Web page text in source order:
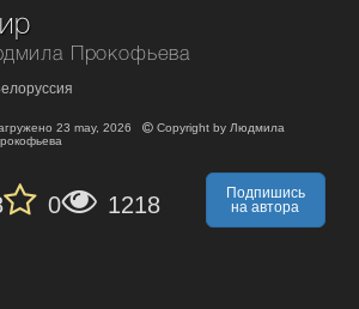
Прокофьева
23 may, 2026 Copyright by Людмила
0 1218
Подпишись
на автора